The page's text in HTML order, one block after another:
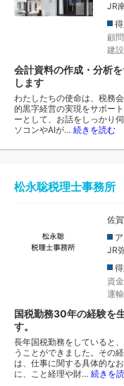
JR
顧
建
会計資料の作成・分析
します
わたしたちの使命は、税務
的黒字経営の実現をサポー
ーとして、お話をしっかり
ソコンやAIが… 続きを読む
松永聡税理士事務所
佐
JR
資
運
国税勤務30年の経験を
す。
長年国税勤務をしていると
うことができました。その
は、仕事に関する具体的な
に、こと経理や財… 続きを